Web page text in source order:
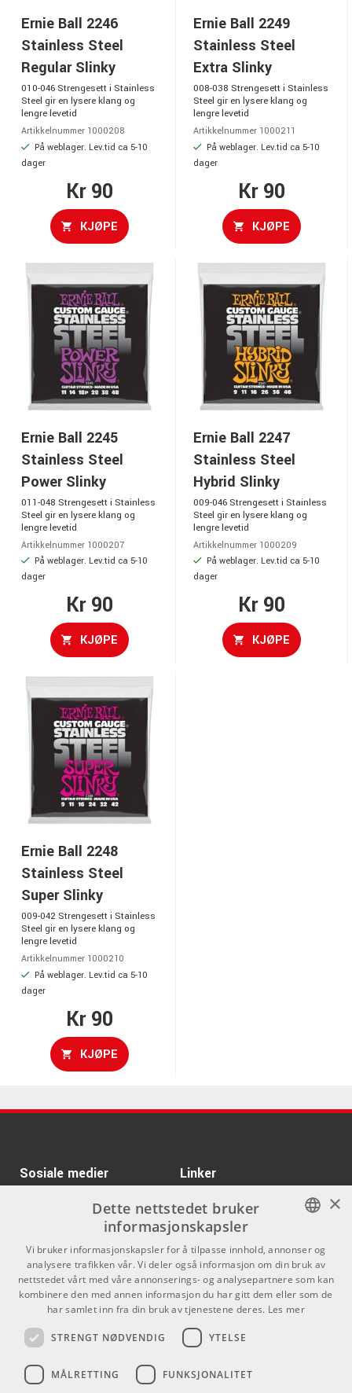
Ernie Ball 2246
Stainless Steel
Regular Slinky
010-046 Strengesett i Stainless
Steel gir en lysere klang og
lengre levetid
Artikkelnummer 1000208
På weblager. Lev.tid ca 5-10
dager
Kr 90
KJØPE
Ernie Ball 2249
Stainless Steel
Extra Slinky
008-038 Strengesett i Stainless
Steel gir en lysere klang og
lengre levetid
Artikkelnummer 1000211
På weblager. Lev.tid ca 5-10
dager
Kr 90
KJØPE
Ernie Ball 2245
Stainless Steel
Power Slinky
011-048 Strengesett i Stainless
Steel gir en lysere klang og
lengre levetid
Artikkelnummer 1000207
På weblager. Lev.tid ca 5-10
dager
Kr 90
KJØPE
Ernie Ball 2247
Stainless Steel
Hybrid Slinky
009-046 Strengesett i Stainless
Steel gir en lysere klang og
lengre levetid
Artikkelnummer 1000209
På weblager. Lev.tid ca 5-10
dager
Kr 90
KJØPE
Ernie Ball 2248
Stainless Steel
Super Slinky
009-042 Strengesett i Stainless
Steel gir en lysere klang og
lengre levetid
Artikkelnummer 1000210
På weblager. Lev.tid ca 5-10
dager
Kr 90
KJØPE
Sosiale medier Linker
Om Oss
Kontakt oss
Kjøpsvilkår
Butikken
Varemerker
NORWEGIAN
×
Dette nettstedet bruker
informasjonskapsler
Vi bruker informasjonskapsler for å tilpasse innhold, annonser og
analysere trafikken vår. Vi deler også informasjon om din bruk av
nettstedet vårt med våre annonserings- og analysepartnere som kan
kombinere den med annen informasjon du har gitt dem eller som de
har samlet inn fra din bruk av tjenestene deres. Les mer
STRENGT NØDVENDIG YTELSE
MÅLRETTING FUNKSJONALITET